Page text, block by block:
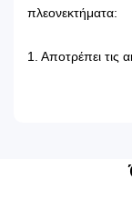
πλεονεκτήματα:
1. Αποτρέπει τις
2. Δεν
χρόνο αλλά και
4. Μπορούν να